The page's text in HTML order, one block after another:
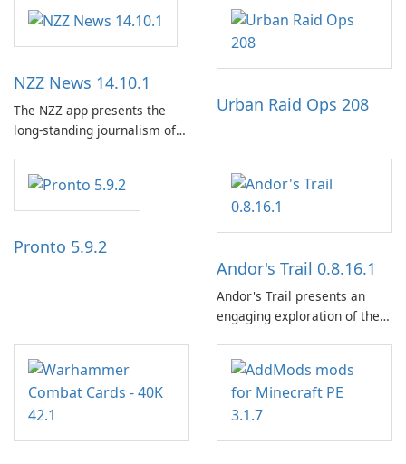
NZZ News 14.10.1
The NZZ app presents the
long-standing journalism of
independence, open debate,
and a liberal outlook that
embraces diverse opinion.
Urban Raid Ops 208
Pronto 5.9.2
Andor's Trail 0.8.16.1
Andor's Trail presents an
engaging exploration of the
centered around the pursuit
of your brother, Andor,
through a quest-driven
narrative inspired by classic